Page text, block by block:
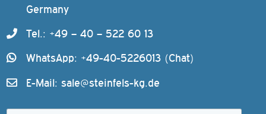
Germany
Tel.: +49 – 40 – 522 60 13
WhatsApp: +49-40-5226013 (Chat)
E-Mail: sale@steinfels-kg.de